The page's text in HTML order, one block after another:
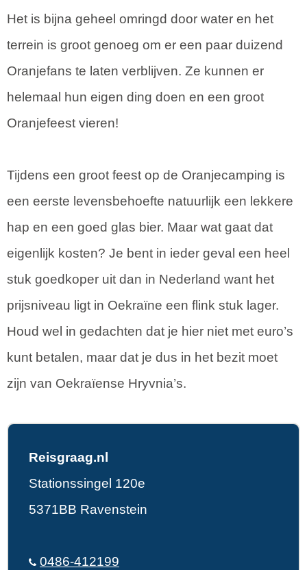
Het is bijna geheel omringd door water en het
terrein is groot genoeg om er een paar duizend
Oranjefans te laten verblijven. Ze kunnen er
helemaal hun eigen ding doen en een groot
Oranjefeest vieren!
Tijdens een groot feest op de Oranjecamping is
een eerste levensbehoefte natuurlijk een lekkere
hap en een goed glas bier. Maar wat gaat dat
eigenlijk kosten? Je bent in ieder geval een heel
stuk goedkoper uit dan in Nederland want het
prijsniveau ligt in Oekraïne een flink stuk lager.
Houd wel in gedachten dat je hier niet met euro’s
kunt betalen, maar dat je dus in het bezit moet
zijn van Oekraïense Hryvnia’s.
Reisgraag.nl
Stationssingel 120e
5371BB Ravenstein
0486-412199